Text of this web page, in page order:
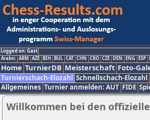
Logged on: Gast
Arabic ARM AZE BIH BUL CAT CHN CRO CZE DEN ENG ESP
Home TurnierDB Meisterschaft Foto-
Turnierschach-Elozahl Schnellschach-Elozahl
Allgemeines Turnier anmelden: AUT FIDE
Willkommen bei den